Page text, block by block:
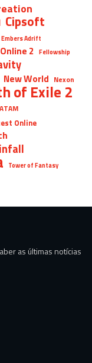
Cipsoft
Embers Adrift
2 Fellowship
New World Nexon
of Exile 2
Online
Tower of Fantasy
as últimas notícias